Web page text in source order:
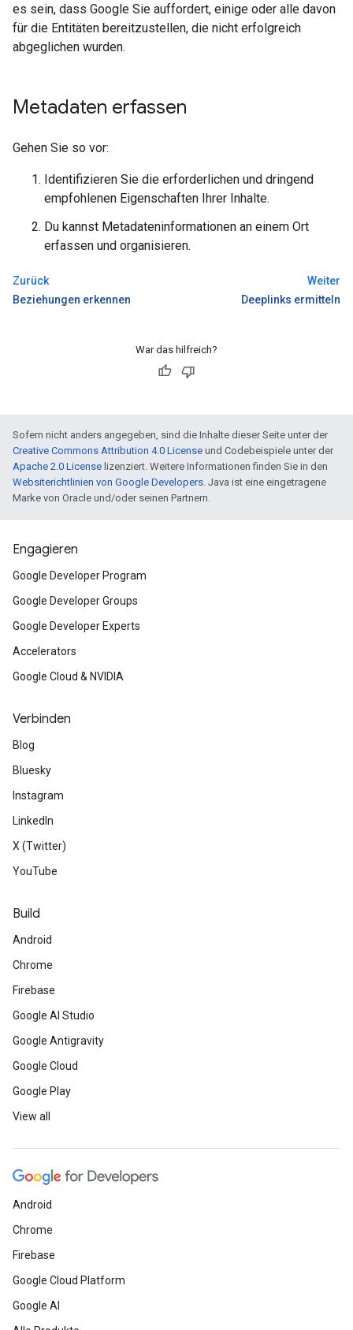
es sein, dass Google Sie auffordert, einige oder alle davon
für die Entitäten bereitzustellen, die nicht erfolgreich
abgeglichen wurden.
Metadaten erfassen
Gehen Sie so vor:
Identifizieren Sie die erforderlichen und dringend
empfohlenen Eigenschaften Ihrer Inhalte.
Du kannst Metadateninformationen an einem Ort
erfassen und organisieren.
Zurück
Beziehungen erkennen
Weiter
Deeplinks ermitteln
War das hilfreich?
Sofern nicht anders angegeben, sind die Inhalte dieser Seite unter der
Creative Commons Attribution 4.0 License und Codebeispiele unter der
Apache 2.0 License lizenziert. Weitere Informationen finden Sie in den
Websiterichtlinien von Google Developers. Java ist eine eingetragene
Marke von Oracle und/oder seinen Partnern.
Engagieren
Google Developer Program
Google Developer Groups
Google Developer Experts
Accelerators
Google Cloud & NVIDIA
Verbinden
Blog
Bluesky
Instagram
LinkedIn
X (Twitter)
YouTube
Build
Android
Chrome
Firebase
Google AI Studio
Google Antigravity
Google Cloud
Google Play
View all
Android
Chrome
Firebase
Google Cloud Platform
Google AI